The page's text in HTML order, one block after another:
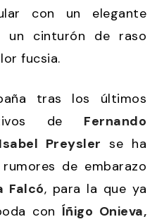
con un elegante
un cinturón de raso
fucsia.
tras los últimos
de Fernando
Isabel Preysler se ha
de embarazo
Falcó, para la que ya
con Íñigo Onieva,